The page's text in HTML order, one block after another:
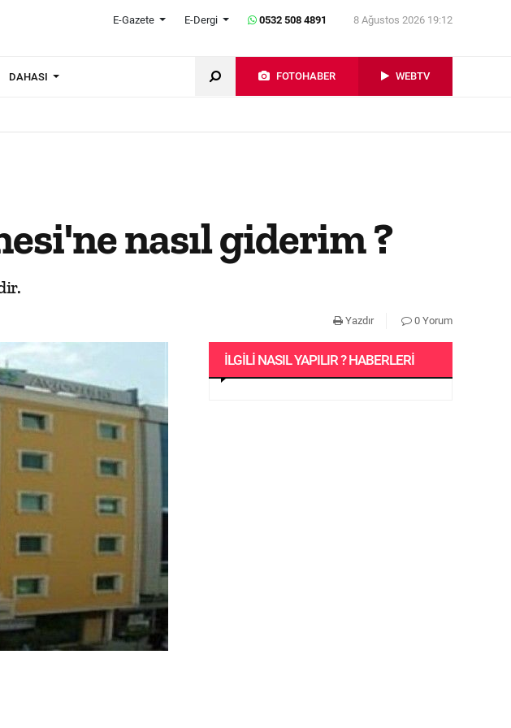
E-Gazete E-Dergi 0532 508 4891 8 Ağustos 2026 19:12
DAHASI FOTOHABER WEBTV
nasıl giderim ?
Yazdır 0 Yorum
İLGILI NASIL YAPILIR ? HABERLERI